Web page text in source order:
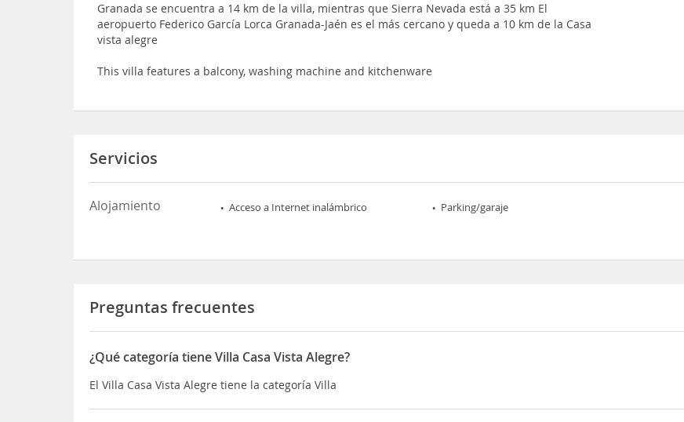
Granada se encuentra a 14 km de la villa, mientras que Sierra Nevada está a 35 km El
aeropuerto Federico García Lorca Granada-Jaén es el más cercano y queda a 10 km de la Casa
vista alegre
This villa features a balcony, washing machine and kitchenware
Servicios
Alojamiento Acceso a Internet inalámbrico Parking/garaje
Preguntas frecuentes
¿Qué categoría tiene Villa Casa Vista Alegre?
El Villa Casa Vista Alegre tiene la categoría Villa